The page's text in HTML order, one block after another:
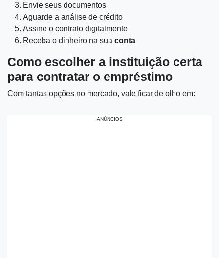
Envie seus documentos
Aguarde a análise de crédito
Assine o contrato digitalmente
Receba o dinheiro na sua conta
Como escolher a instituição certa
para contratar o empréstimo
Com tantas opções no mercado, vale ficar de olho em:
ANÚNCIOS